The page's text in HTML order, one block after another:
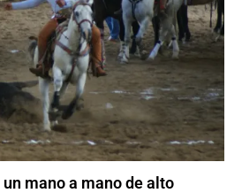
un mano a mano de alto